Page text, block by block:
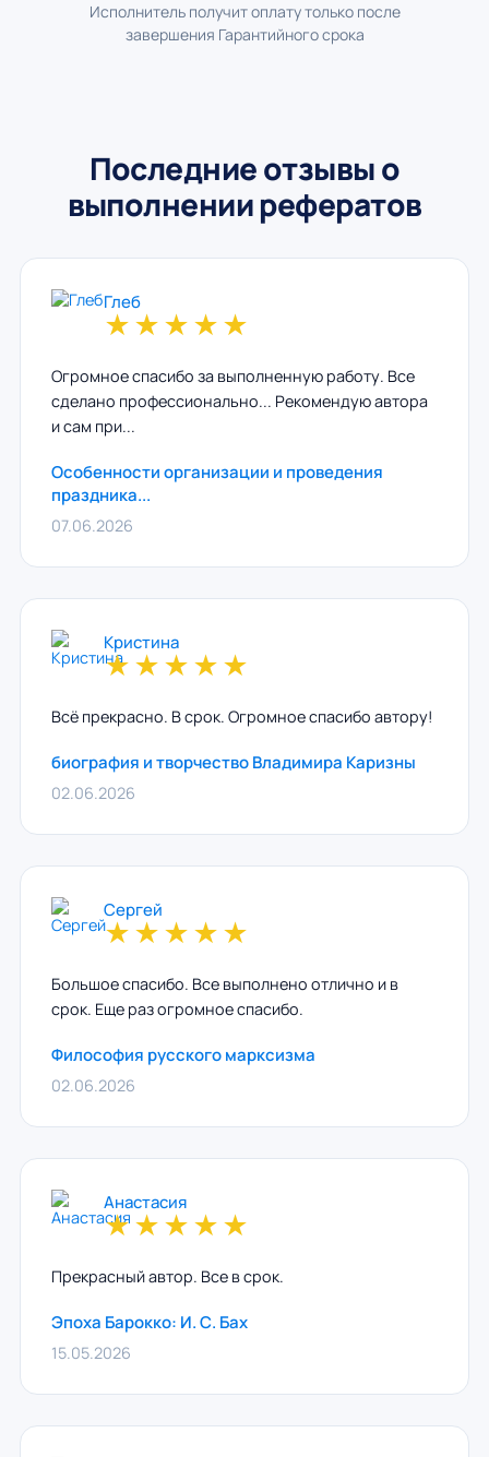
Исполнитель получит оплату только после
завершения Гарантийного срока
Последние отзывы о
выполнении рефератов
Глеб
★★★★★
Огромное спасибо за выполненную работу. Все
сделано профессионально... Рекомендую автора
и сам при...
Особенности организации и проведения
праздника...
07.06.2026
Кристина
★★★★★
Всё прекрасно. В срок. Огромное спасибо автору!
биография и творчество Владимира Каризны
02.06.2026
Сергей
★★★★★
Большое спасибо. Все выполнено отлично и в
срок. Еще раз огромное спасибо.
Философия русского марксизма
02.06.2026
Анастасия
★★★★★
Прекрасный автор. Все в срок.
Эпоха Барокко: И. С. Бах
15.05.2026